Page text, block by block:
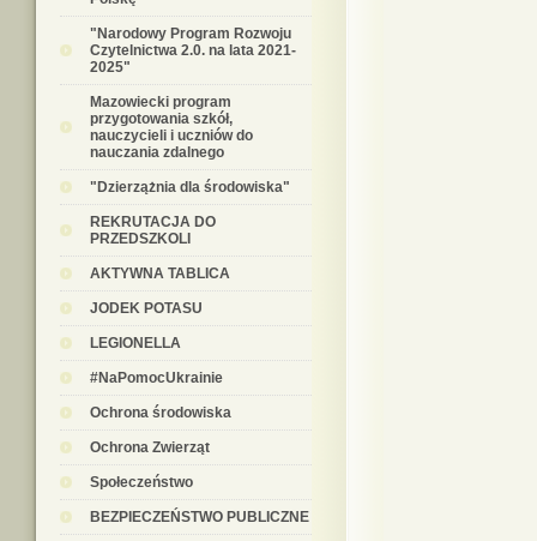
"Narodowy Program Rozwoju
Czytelnictwa 2.0. na lata 2021-
2025"
Mazowiecki program
przygotowania szkół,
nauczycieli i uczniów do
nauczania zdalnego
"Dzierzążnia dla środowiska"
REKRUTACJA DO
PRZEDSZKOLI
AKTYWNA TABLICA
JODEK POTASU
LEGIONELLA
#NaPomocUkrainie
Ochrona środowiska
Ochrona Zwierząt
Społeczeństwo
BEZPIECZEŃSTWO PUBLICZNE